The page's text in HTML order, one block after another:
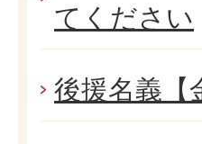
てください
後援名義【